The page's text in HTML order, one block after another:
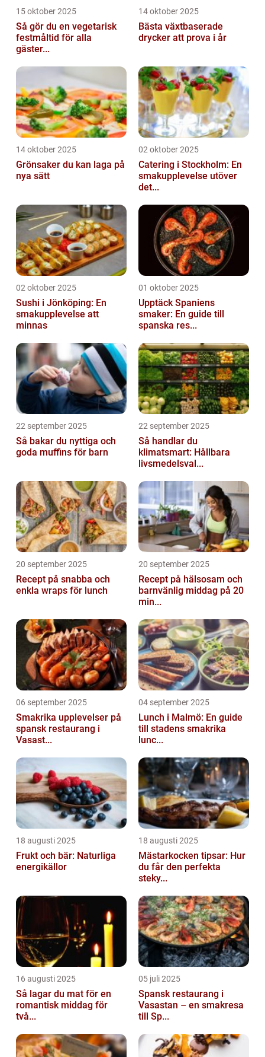
15 oktober 2025
Så gör du en vegetarisk
festmåltid för alla
gäster...
14 oktober 2025
Bästa växtbaserade
drycker att prova i år
14 oktober 2025
Grönsaker du kan laga på
nya sätt
02 oktober 2025
Catering i Stockholm: En
smakupplevelse utöver
det...
02 oktober 2025
Sushi i Jönköping: En
smakupplevelse att
minnas
01 oktober 2025
Upptäck Spaniens
smaker: En guide till
spanska res...
22 september 2025
Så bakar du nyttiga och
goda muffins för barn
22 september 2025
Så handlar du
klimatsmart: Hållbara
livsmedelsval...
20 september 2025
Recept på snabba och
enkla wraps för lunch
20 september 2025
Recept på hälsosam och
barnvänlig middag på 20
min...
06 september 2025
Smakrika upplevelser på
spansk restaurang i
Vasast...
04 september 2025
Lunch i Malmö: En guide
till stadens smakrika
lunc...
18 augusti 2025
Frukt och bär: Naturliga
energikällor
18 augusti 2025
Mästarkocken tipsar: Hur
du får den perfekta
steky...
16 augusti 2025
Så lagar du mat för en
romantisk middag för
två...
05 juli 2025
Spansk restaurang i
Vasastan – en smakresa
till Sp...